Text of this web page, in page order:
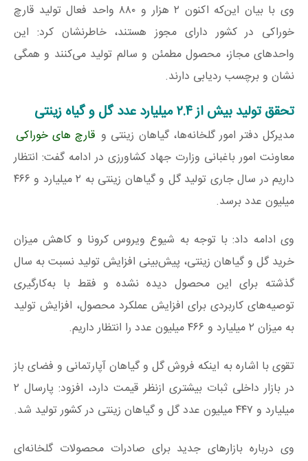
وی با بیان این‌که اکنون ۲ هزار و ۸۸۰ واحد فعال تولید قارچ
خوراکی در کشور دارای مجوز هستند، خاطرنشان کرد: این
واحدهای مجاز، محصول مطمئن و سالم تولید می‌کنند و همگی
نشان و برچسب ردیابی دارند.
تحقق تولید بیش از ۲.۴ میلیارد عدد گل و گیاه زینتی
مدیرکل دفتر امور گلخانه‌ها، گیاهان زینتی و قارچ های خوراکی
معاونت امور باغبانی وزارت جهاد کشاورزی در ادامه گفت: انتظار
داریم در سال جاری تولید گل و گیاهان زینتی به ۲ میلیارد و ۴۶۶
میلیون عدد برسد.
وی ادامه داد: با توجه به شیوع ویروس کرونا و کاهش میزان
خرید گل و گیاهان زینتی، پیش‌بینی افزایش تولید نسبت به سال
گذشته برای این محصول دیده نشده و فقط با به‌کارگیری
توصیه‌های کاربردی برای افزایش عملکرد محصول، افزایش تولید
به میزان ۲ میلیارد و ۴۶۶ میلیون عدد را انتظار داریم.
تقوی با اشاره به اینکه فروش گل و گیاهان آپارتمانی و فضای باز
در بازار داخلی ثبات بیشتری ازنظر قیمت دارد، افزود: پارسال ۲
میلیارد و ۴۴۷ میلیون عدد گل و گیاهان زینتی در کشور تولید شد.
وی درباره بازارهای جدید برای صادرات محصولات گلخانه‌ای